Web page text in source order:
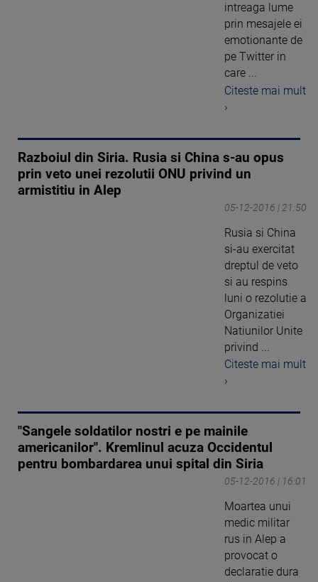
intreaga lume
prin mesajele ei
emotionante de
pe Twitter in
care ...
Citeste mai mult
›
Razboiul din Siria. Rusia si China s-au opus
prin veto unei rezolutii ONU privind un
armistitiu in Alep
05-12-2016 | 21:50
Rusia si China
si-au exercitat
dreptul de veto
si au respins
luni o rezolutie a
Organizatiei
Natiunilor Unite
privind ...
Citeste mai mult
›
"Sangele soldatilor nostri e pe mainile
americanilor". Kremlinul acuza Occidentul
pentru bombardarea unui spital din Siria
05-12-2016 | 16:01
Moartea unui
medic militar
rus in Alep a
provocat o
declaratie dura